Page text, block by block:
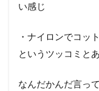
性
5.4
い感じ
・ナイロンでコッ
というツッコミと
なんだかんだ言っ